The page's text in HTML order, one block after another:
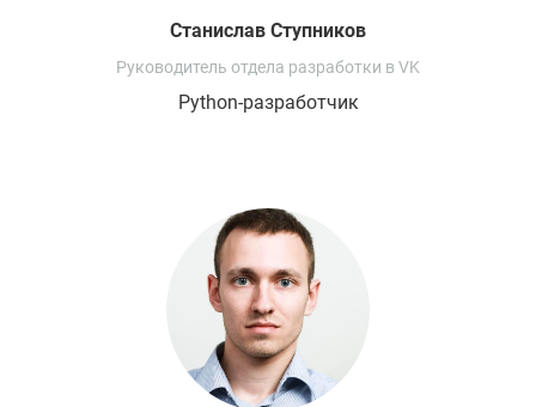
Станислав Ступников
Руководитель отдела разработки в VK
Python-разработчик